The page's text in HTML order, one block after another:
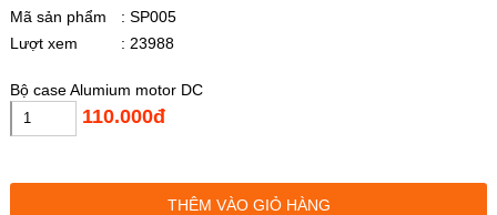
Mã sản phẩm
: SP005
Lượt xem
: 23988
Bộ case Alumium motor DC
110.000đ
THÊM VÀO GIỎ HÀNG